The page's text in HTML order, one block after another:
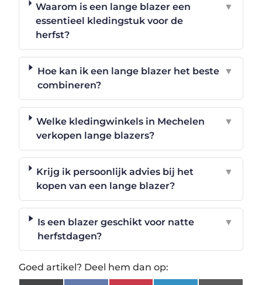
Waarom is een lange blazer een
essentieel kledingstuk voor de
herfst?
▼
Hoe kan ik een lange blazer het beste
combineren?
▼
Welke kledingwinkels in Mechelen
verkopen lange blazers?
▼
Krijg ik persoonlijk advies bij het
kopen van een lange blazer?
▼
Is een blazer geschikt voor natte
herfstdagen?
▼
Goed artikel? Deel hem dan op: